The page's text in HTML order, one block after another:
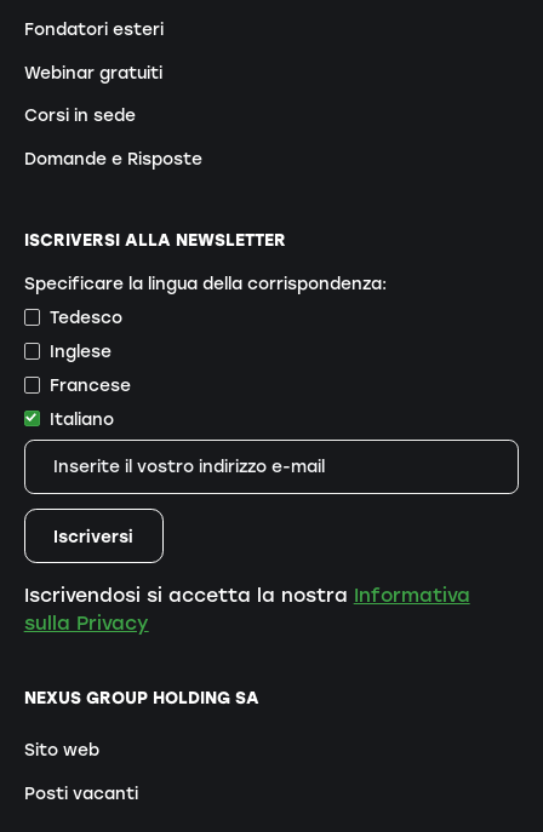
Fondatori esteri
Webinar gratuiti
Corsi in sede
Domande e Risposte
NEXUS GROUP HOLDING SA
Sito web
Posti vacanti
ISCRIVERSI ALLA NEWSLETTER
Specificare la lingua della corrispondenza:
Tedesco
Inglese
Francese
Italiano
Iscrivendosi si accetta la nostra Informativa
sulla Privacy